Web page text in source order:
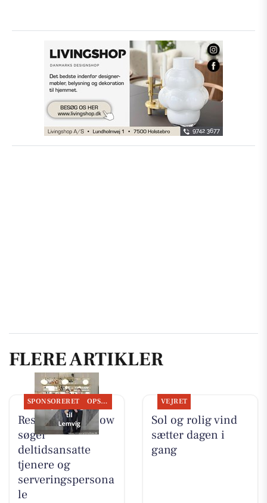
FLERE ARTIKLER
SPONSORERET OPSLAGSTAVLEN
Restaurant Mellow
søger
deltidsansatte
tjenere og
serveringspersona
le
VEJRET
Sol og rolig vind
sætter dagen i
gang